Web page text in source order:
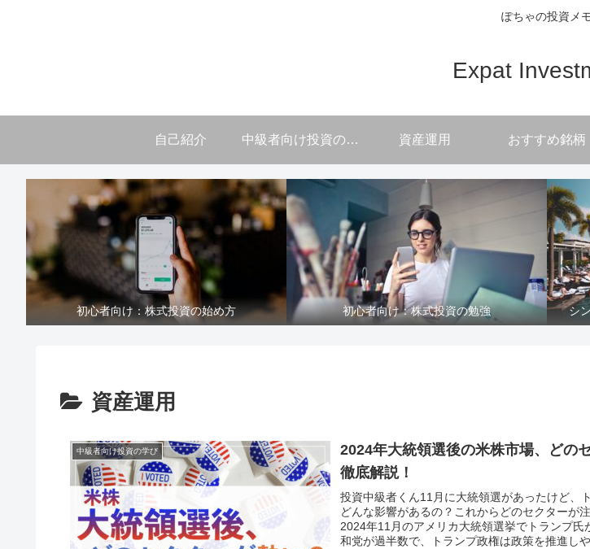
ぽちゃの投資メ
Expat
自己紹介 中級者向け投資の学び 資産運用 おすすめ銘柄
初心者向け：株式投資の始め方 初心者向け：株式投資の勉強 シ
資産運用
中級者向け投資の学び
2024年大統領選後の米株市場、どの
徹底解説！
投資中級者くん11月に大統領選があったけど、
どんな影響があるの？これからどのセクターが
2024年11月のアメリカ大統領選挙でトランプ氏
和党が過半数で、トランプ政権は政策を推進しや